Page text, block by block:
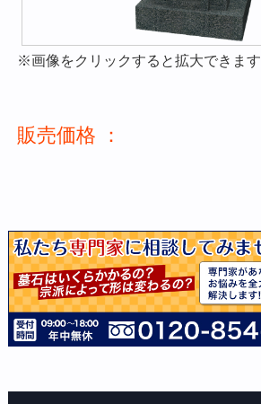
※画像をクリックすると拡大できます
販売価格 ：